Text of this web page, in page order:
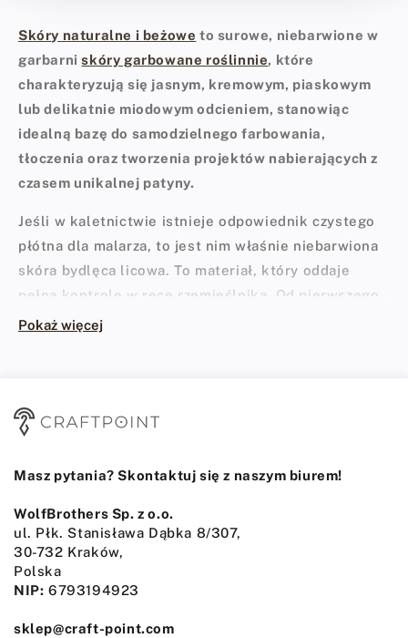
Skóry naturalne i beżowe to surowe, niebarwione w
garbarniskóry garbowane roślinnie, które
charakteryzują się jasnym, kremowym, piaskowym
lub delikatnie miodowym odcieniem, stanowiąc
idealną bazę do samodzielnego farbowania,
tłoczenia oraz tworzenia projektów nabierających z
czasem unikalnej patyny.
Jeśli w kaletnictwie istnieje odpowiednik czystego
płótna dla malarza, to jest nim właśnie niebarwiona
skóra bydlęca licowa. To materiał, który oddaje
pełną kontrolę w ręce rzemieślnika. Od pierwszego
cięcia, przez rzeźbienie, aż po nałożenie farby i
Charakter i estetyka – dlaczego
wybieramy niebarwiony jucht?
Skóra naturalna w odcieniach beżu i jasnego kremu
użytkownikiem. Nawet jeśli zdecydujesz się
pozostawić ją w surowym, niezafarbowanym stanie, z
biegiem czasu ulegnie pięknemu patynowaniu. Pod
wpływem słońca, codziennego dotyku i naturalnych
olejów, jasny beż powoli przechodzi w głęboki,
Pokaż więcej
Masz pytania? Skontaktuj się z naszym biurem!
WolfBrothers Sp. z o.o.
ul. Płk. Stanisława Dąbka 8/307,
30-732 Kraków,
Polska
NIP: 6793194923
sklep@craft-point.com